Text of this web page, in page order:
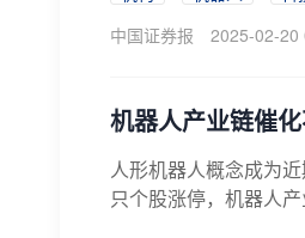
中国证券报
2025-02-20
机器人产业链催
人形机器人概念成为
只个股涨停，机器人